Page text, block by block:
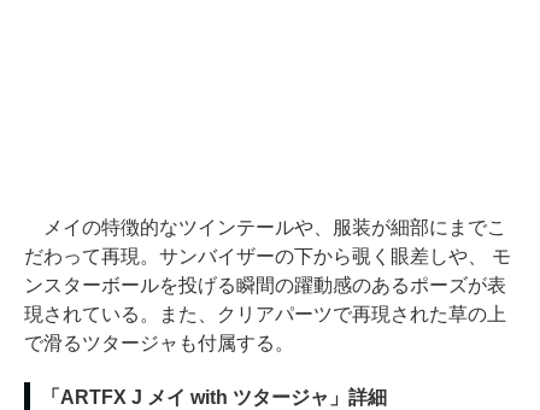
メイの特徴的なツインテールや、服装が細部にまでこ
だわって再現。サンバイザーの下から覗く眼差しや、 モ
ンスターボールを投げる瞬間の躍動感のあるポーズが表
現されている。また、クリアパーツで再現された草の上
で滑るツタージャも付属する。
「ARTFX J メイ with ツタージャ」詳細